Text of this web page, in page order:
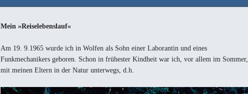
Mein »Reiselebenslauf«
Am 19. 9.1965 wurde ich in Wolfen als Sohn einer Laborantin und eines
Funkmechanikers geboren. Schon in frühester Kindheit war ich, vor allem im Sommer,
mit meinen Eltern in der Natur unterwegs, d.h.